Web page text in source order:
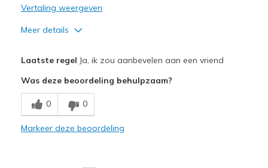
View On Shoes
I'm Into Shoes
Vertaling weergeven
Meer details
Breathe Well
Comfortable
Laatste regel Ja, ik zou aanbevelen aan een vriend
Was deze beoordeling behulpzaam?
0 0
Markeer deze beoordeling